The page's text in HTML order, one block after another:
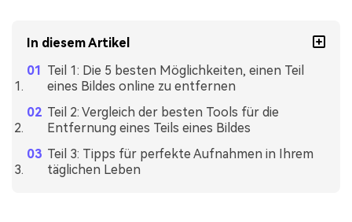
In diesem Artikel
Teil 1: Die 5 besten Möglichkeiten, einen Teil
eines Bildes online zu entfernen
Teil 2: Vergleich der besten Tools für die
Entfernung eines Teils eines Bildes
Teil 3: Tipps für perfekte Aufnahmen in Ihrem
täglichen Leben